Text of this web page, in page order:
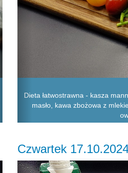
Dieta łatwostrawna - kasza
masło, kawa zbożowa z
Czwartek
Previous